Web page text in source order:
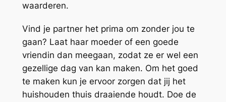
waarderen.
Vind je partner het prima om zonder jou te
gaan? Laat haar moeder of een goede
vriendin dan meegaan, zodat ze er wel een
gezellige dag van kan maken. Om het goed
te maken kun je ervoor zorgen dat jij het
huishouden thuis draaiende houdt. Doe de